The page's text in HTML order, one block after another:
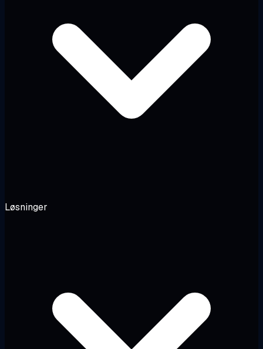
Løsninger